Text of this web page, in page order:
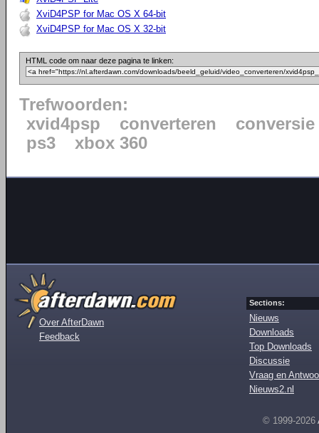
XviD4PSP for Mac OS X 64-bit
XviD4PSP for Mac OS X 32-bit
HTML code om naar deze pagina te linken:
Trefwoorden:
xvid4psp
converteren
conversie
ps3
xbox 360
Over AfterDawn
Feedback
Sections:
Nieuws
Downloads
Top Downloads
Discussie
Vraag en
Nieuws2.nl
© 1999-2026